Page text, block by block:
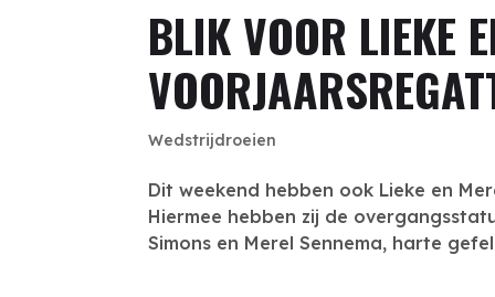
BLIK VOOR LIEKE
Wedstrijdroeien
Dit weekend hebben ook Lieke en
Hiermee hebben zij de
Simons en Merel Sennema, harte